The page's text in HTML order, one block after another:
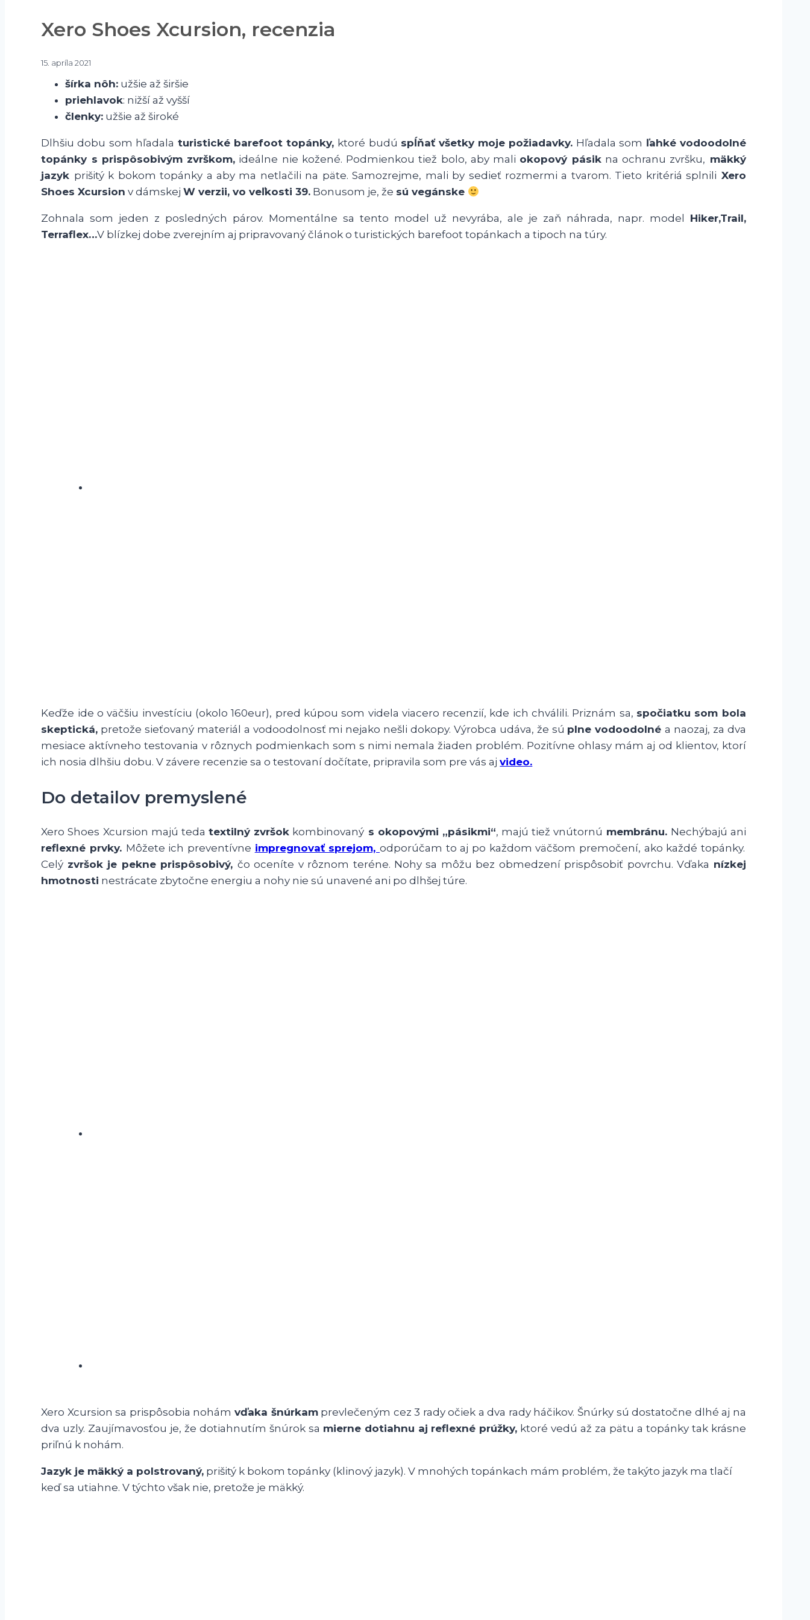
Xero Shoes Xcursion, recenzia
15. apríla 2021
šírka nôh: užšie až širšie
priehlavok: nižší až vyšší
členky: užšie až široké
Dlhšiu dobu som hľadala turistické barefoot topánky, ktoré budú spĺňať všetky moje požiadavky. Hľadala som ľahké vodoodolné
topánky s prispôsobivým zvrškom, ideálne nie kožené. Podmienkou tiež bolo, aby mali okopový pásikna ochranu zvršku, mäkký
jazyk prišitý k bokom topánky a aby ma netlačili na päte. Samozrejme, mali by sedieť rozmermi a tvarom. Tieto kritériá splnili Xero
Shoes Xcursion v dámskejW verzii, vo veľkosti 39. Bonusom je, že sú vegánske
Zohnala som jeden z posledných párov. Momentálne sa tento model už nevyrába, ale je zaň náhrada, napr. model Hiker,Trail,
Terraflex…V blízkej dobe zverejním aj pripravovaný článok o turistických barefoot topánkach a tipoch na túry.
Keďže ide o väčšiu investíciu (okolo 160eur), pred kúpou som videla viacero recenzií, kde ich chválili. Priznám sa, spočiatku som bola
skeptická, pretože sieťovaný materiál a vodoodolnosť mi nejako nešli dokopy. Výrobca udáva, že sú plne vodoodolnéa naozaj, za dva
mesiace aktívneho testovania v rôznych podmienkach som s nimi nemala žiaden problém. Pozitívne ohlasy mám aj od klientov, ktorí
ich nosia dlhšiu dobu. V závere recenzie sa o testovaní dočítate, pripravila som pre vás ajvideo.
Do detailov premyslené
Xero Shoes Xcursion majú tedatextilný zvršok kombinovaný s okopovými „pásikmi“, majú tiež vnútornú membránu. Nechýbajú ani
reflexné prvky. Môžete ich preventívne impregnovať sprejom,odporúčam to aj po každom väčšom premočení, ako každé topánky.
Celý zvršok je pekne prispôsobivý, čo oceníte v rôznom teréne. Nohy sa môžu bez obmedzení prispôsobiť povrchu. Vďaka nízkej
hmotnosti nestrácate zbytočne energiu a nohy nie sú unavené ani po dlhšej túre.
Xero Xcursion sa prispôsobia nohámvďaka šnúrkamprevlečeným cez 3 rady očiek a dva rady háčikov. Šnúrky sú dostatočne dlhé aj na
dva uzly. Zaujímavosťou je, že dotiahnutím šnúrok sa mierne dotiahnu aj reflexné prúžky, ktoré vedú až za pätu a topánky tak krásne
priľnú k nohám.
Jazyk je mäkký a polstrovaný, prišitý k bokom topánky (klinový jazyk). V mnohých topánkach mám problém, že takýto jazyk ma tlačí
keď sa utiahne. V týchto však nie, pretože je mäkký.